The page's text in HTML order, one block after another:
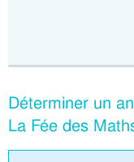
Déterminer un
La Fée des